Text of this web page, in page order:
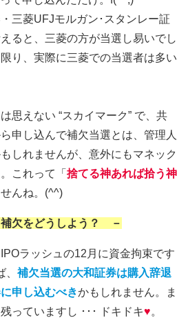
三菱UFJモルガン･スタンレー証
ると、三菱の方が当選し易いでし
り、実際に三菱での当選者は多い
思えない “スカイマーク” で、共
申し込んで補欠当選とは、管理人
しれませんが、意外にもマネック
これって「 捨てる神あれば拾う神
んね。(^^)
欠をどうしよう？ －
ラッシュの12月に資金拘束です
補欠当選の大和証券は購入辞退
申し込むべきかもしれません。ま
っていますし ･･･ ドキドキ♥。